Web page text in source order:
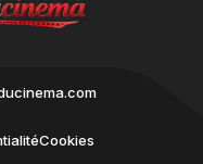
Cookies